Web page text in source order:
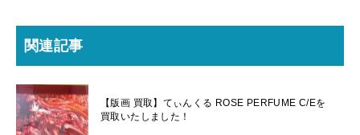
関連記事
【版画 買取】てぃんくる ROSE PERFUME C/Eを
買取いたしました！